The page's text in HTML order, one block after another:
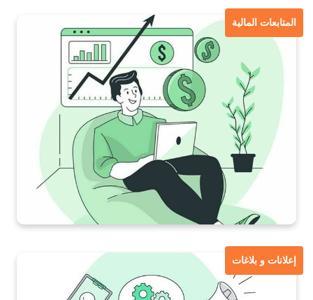
المتابعات المالية
إعلانات و بلاغات